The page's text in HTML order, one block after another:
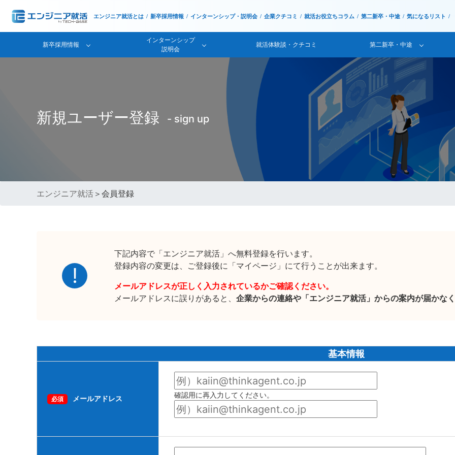
エンジニア就活とは 新卒採用情報 インターンシップ・説明会 企業クチコミ 就活お役立ちコラム 第二新卒・中途 気になるリスト
新卒採用情報
インターンシップ
説明会
就活体験談・クチコミ 第二新卒・中途
新規ユーザー登録 - sign up
エンジニア就活 ＞会員登録
下記内容で「エンジニア就活」へ無料登録を行います。
登録内容の変更は、ご登録後に「マイページ」にて行うことが出来ます。
メールアドレスが正しく入力されているかご確認ください。
メールアドレスに誤りがあると、 企業からの連絡や「エンジニア就活」からの案内が届かなく
基本情報
必須 メールアドレス 確認用に再入力してください。